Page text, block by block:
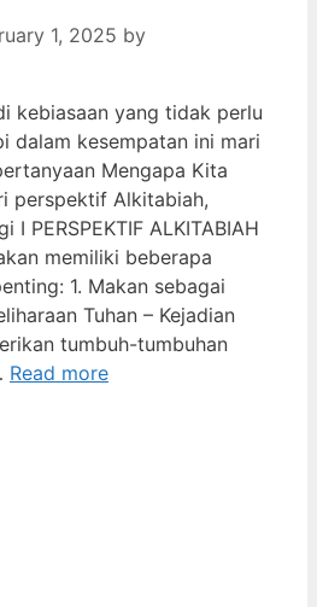
1, 2025 by
kebiasaan yang tidak perlu
dalam kesempatan ini mari
Mengapa Kita
perspektif Alkitabiah,
I PERSPEKTIF ALKITABIAH
memiliki beberapa
1. Makan sebagai
Tuhan – Kejadian
tumbuh-tumbuhan
Read more